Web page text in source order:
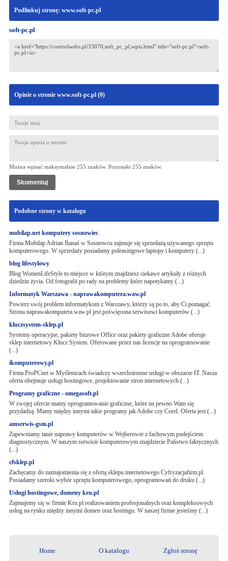
Podlinkuj stronę: www.soft-pc.pl
soft-pc.pl
Opinie o stronie www.soft-pc.pl (0)
Można wpisać maksymalnie 255 znaków. Pozostało 255 znaków.
Podobne strony w katalogu
mobilap.net komputery sosnowiec
Firma Mobilap Adrian Banaś w Sosnowcu zajmuje się sprzedażą używanego sprzętu
komputerowego. W sprzedaży posiadamy poleasingowe laptopy i komputery (...)
blog lifestylowy
Blog WomenLifeStyle to miejsce w którym znajdziesz ciekawe artykuły z różnych
dziedzin życia. Od fotografii po rady na problemy które napotykamy (...)
Informatyk Warszawa - naprawakomputera.waw.pl
Powierz swój problem informatykom z Warszawy, którzy są po to, aby Ci pomagać.
Strona naprawakomputera.waw.pl jest poświęcona serwisowi komputerów (...)
kluczsystem-sklep.pl
Systemy operacyjne, pakiety biurowe Office oraz pakiety graficzne Adobe oferuje
sklep internetowy Klucz System. Oferowane przez nas licencje na oprogramowanie
(...)
ikomputerowy.pl
Firma ProPCnet w Myślenicach świadczy wszechstronne usługi w obszarze IT. Nasza
oferta obejmuje usługi hostingowe, projektowanie stron internetowych (...)
Programy graficzne - omegasoft.pl
W swojej ofercie mamy oprogramowanie graficzne, które na pewno Wam się
przydadzą. Mamy między innymi takie programy jak Adobe czy Corel. Oferta jest (...)
amserwis-gsm.pl
Zapewniamy tanie naprawy komputerów w Wejherowie z fachowym podejściem
diagnostycznym. W naszym serwisie komputerowym znajdziecie Państwo faktycznych
(...)
cfsklep.pl
Zachęcamy do zaznajomienia się z ofertą sklepu internetowego Cyfryzacjafirm.pl.
Posiadamy szeroki wybór sprzętu komputerowego, oprogramowań do druku (...)
Usługi hostingowe, domeny kru.pl
Zajmujemy się w firmie Kru.pl realizowaniem profesjonalnych oraz kompleksowych
usług na rynku między innymi domen oraz hostingu. W naszej firmie jesteśmy (...)
Home O katalogu Zgłoś stronę